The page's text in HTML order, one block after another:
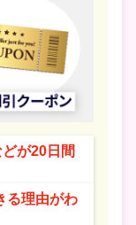
が20日間
る理由がわ